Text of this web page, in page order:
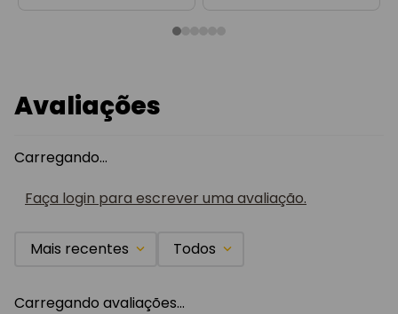
Avaliações
Carregando…
Faça login para escrever uma avaliação.
Mais recentes Todos
Carregando avaliações…